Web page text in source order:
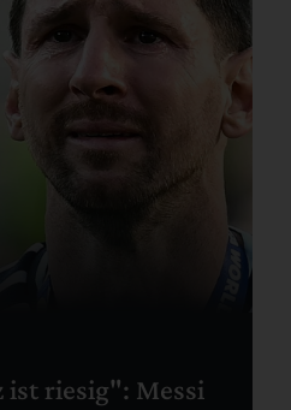
ist riesig": Messi